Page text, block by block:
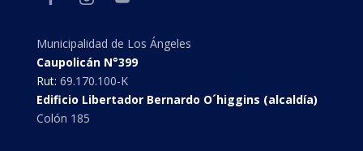
Municipalidad de Los Ángeles
Caupolicán N°399
Rut: 69.170.100-K
Edificio Libertador Bernardo O´higgins (alcaldía)
Colón 185